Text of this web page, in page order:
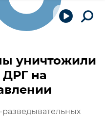
уничтожили
ДРГ на